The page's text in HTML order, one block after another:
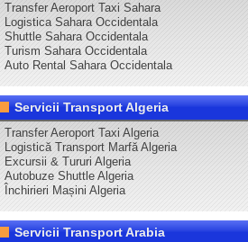
Transfer Aeroport Taxi Sahara
Logistica Sahara Occidentala
Shuttle Sahara Occidentala
Turism Sahara Occidentala
Auto Rental Sahara Occidentala
Servicii Transport Algeria
Transfer Aeroport Taxi Algeria
Logistică Transport Marfă Algeria
Excursii & Tururi Algeria
Autobuze Shuttle Algeria
Închirieri Mașini Algeria
Servicii Transport Arabia